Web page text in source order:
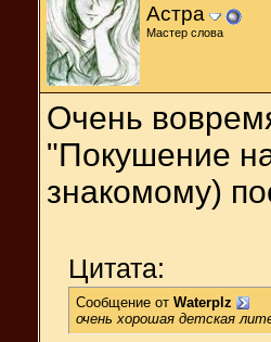
Астра
Мастер слова
Очень
"Покушение
знакомому)
Цитата:
Сообщение от Waterplz
очень хорошая детская